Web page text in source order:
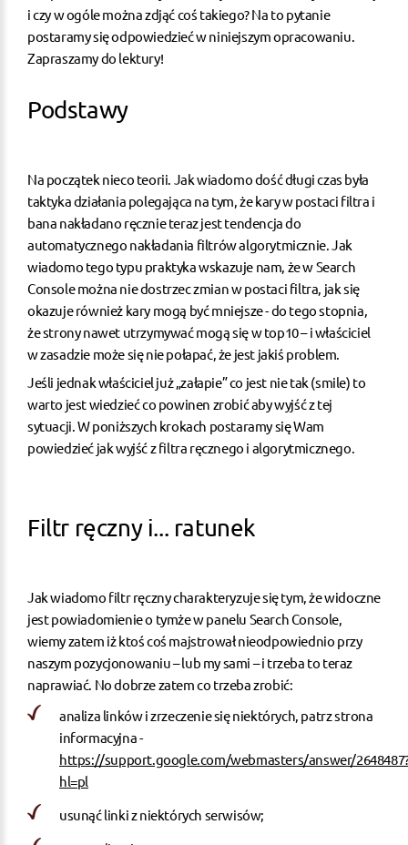
i czy w ogóle można zdjąć coś takiego? Na to pytanie
postaramy się odpowiedzieć w niniejszym opracowaniu.
Zapraszamy do lektury!
Podstawy
Na początek nieco teorii. Jak wiadomo dość długi czas była
taktyka działania polegająca na tym, że kary w postaci filtra i
bana nakładano ręcznie teraz jest tendencja do
automatycznego nakładania filtrów algorytmicznie. Jak
wiadomo tego typu praktyka wskazuje nam, że w Search
Console można nie dostrzec zmian w postaci filtra, jak się
okazuje również kary mogą być mniejsze - do tego stopnia,
że strony nawet utrzymywać mogą się w top10 – i właściciel
w zasadzie może się nie połapać, że jest jakiś problem.
Jeśli jednak właściciel już „załapie” co jest nie tak (smile) to
warto jest wiedzieć co powinen zrobić aby wyjść z tej
sytuacji. W poniższych krokach postaramy się Wam
powiedzieć jak wyjść z filtra ręcznego i algorytmicznego.
Filtr ręczny i... ratunek
Jak wiadomo filtr ręczny charakteryzuje się tym, że widoczne
jest powiadomienie o tymże w panelu Search Console,
wiemy zatem iż ktoś coś majstrował nieodpowiednio przy
naszym pozycjonowaniu – lub my sami – i trzeba to teraz
naprawiać. No dobrze zatem co trzeba zrobić:
analiza linków i zrzeczenie się niektórych, patrz strona
informacyjna -
https://support.google.com/webmasters/answer/
hl=pl
usunąć linki z niektórych serwisów;